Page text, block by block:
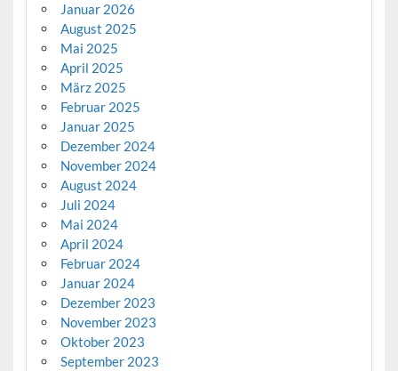
Januar 2026
August 2025
Mai 2025
April 2025
März 2025
Februar 2025
Januar 2025
Dezember 2024
November 2024
August 2024
Juli 2024
Mai 2024
April 2024
Februar 2024
Januar 2024
Dezember 2023
November 2023
Oktober 2023
September 2023